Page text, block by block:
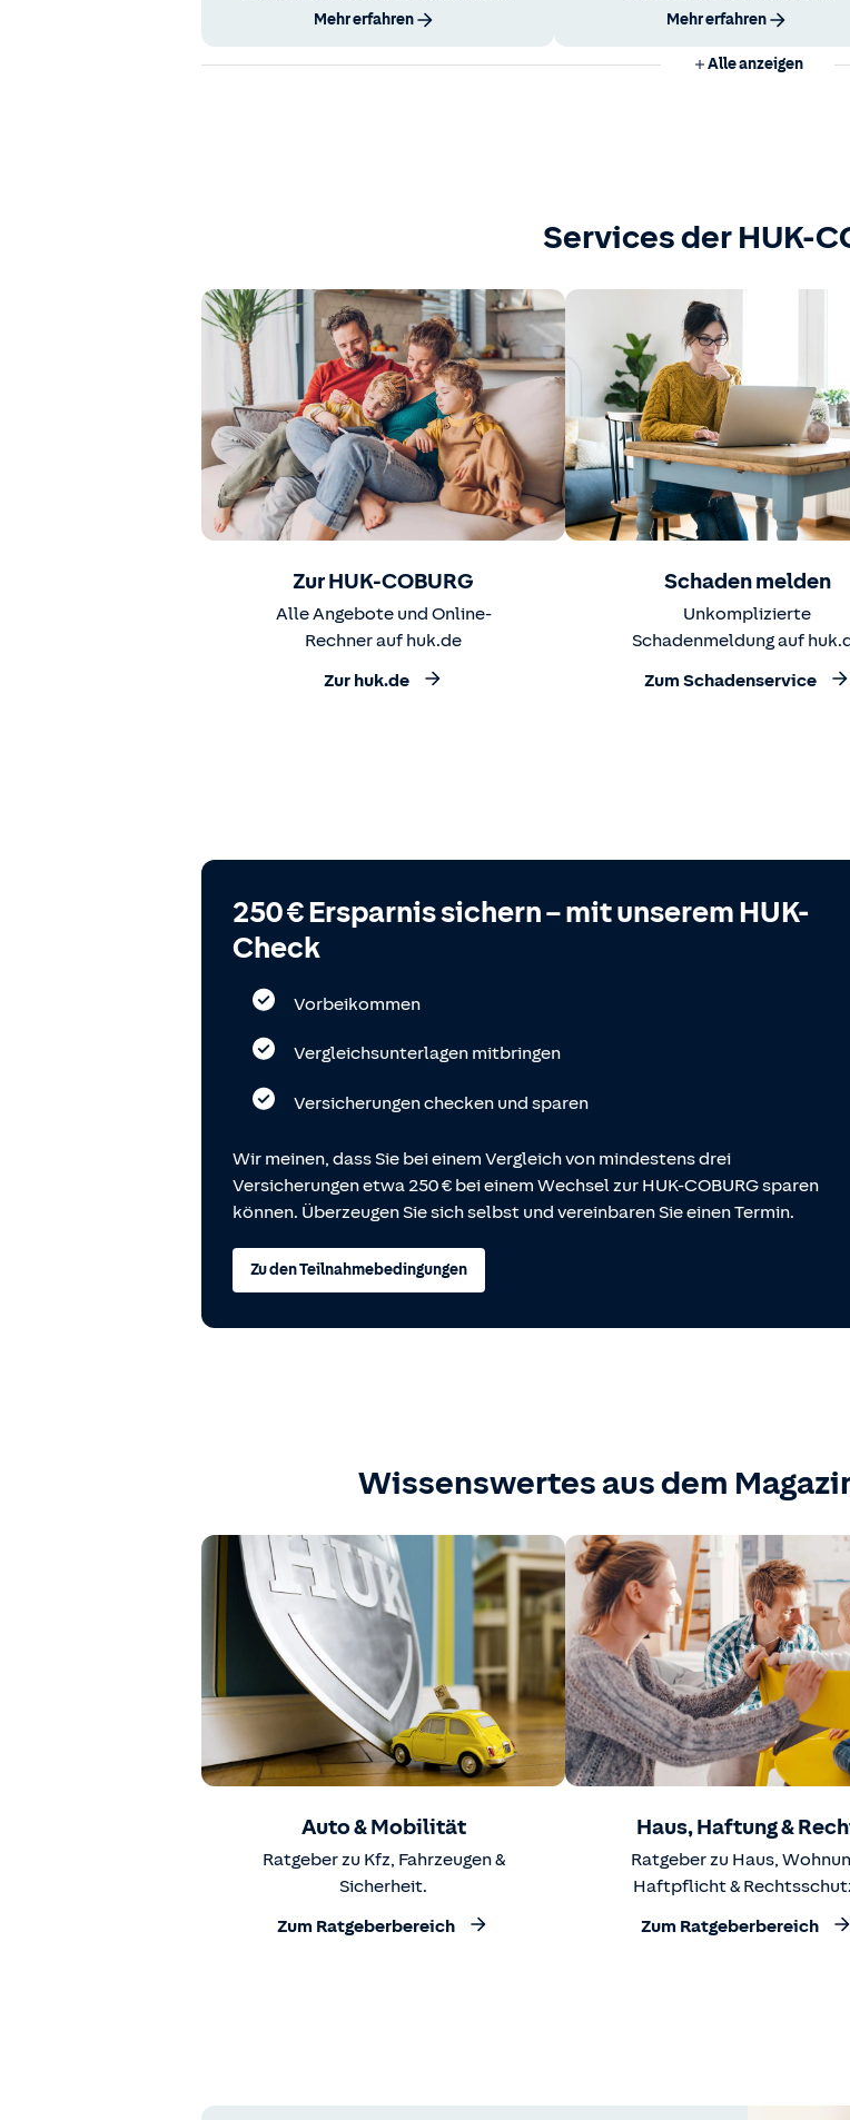
Mehr erfahren Mehr erfahren
Alle anzeigen
Services der HUK-
Zur HUK-COBURG
Alle Angebote und Online-
Rechner auf huk.de
Zur huk.de
Schaden melden
Unkomplizierte
Schadenmeldung auf
Zum Schadenservice
250 € Ersparnis sichern – mit unserem HUK-
Check
Vorbeikommen
Vergleichsunterlagen mitbringen
Versicherungen checken und sparen
Wir meinen, dass Sie bei einem Vergleich von mindestens drei
Versicherungen etwa 250 € bei einem Wechsel zur HUK-COBURG sparen
können. Überzeugen Sie sich selbst und vereinbaren Sie einen Termin.
Zu den Teilnahmebedingungen
Wissenswertes aus dem
Auto & Mobilität
Ratgeber zu Kfz, Fahrzeugen &
Sicherheit.
Zum Ratgeberbereich
Haus, Haftung &
Ratgeber zu Haus,
Haftpflicht &
Zum Ratgeberbereich